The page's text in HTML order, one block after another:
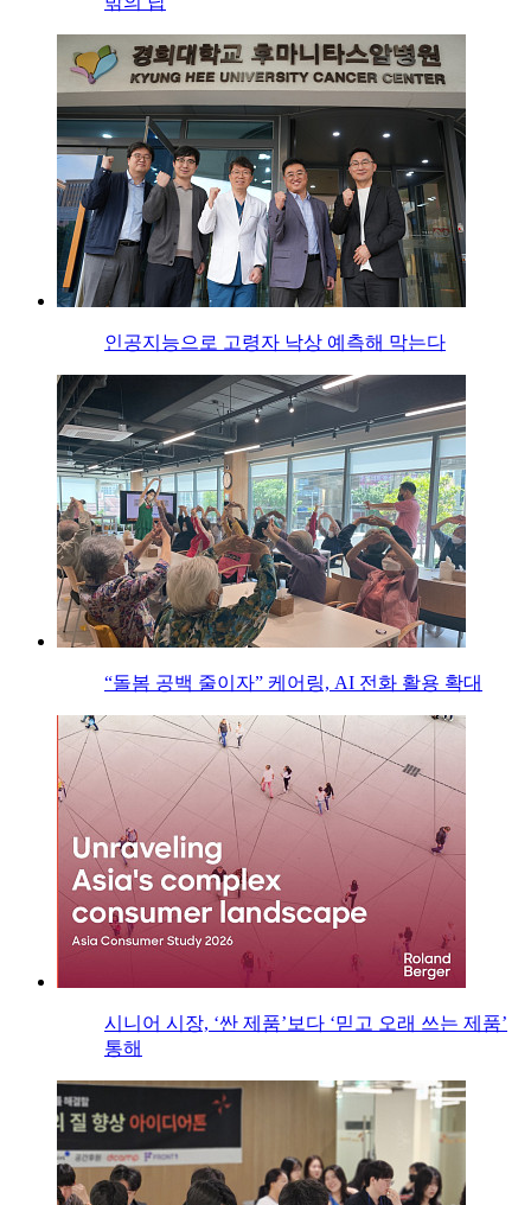
인공지능으로 고령자 낙상 예측해 막는다
“돌봄 공백 줄이자” 케어링, AI 전화 활용 확대
시니어 시장, ‘싼 제품’보다 ‘믿고 오래 쓰는 제품’
통해